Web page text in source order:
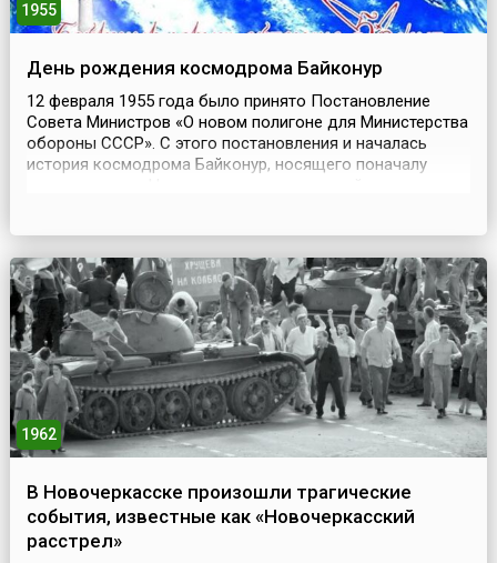
1955
День рождения космодрома Байконур
12 февраля 1955 года было принято Постановление
Совета Министров «О новом полигоне для Министерства
обороны СССР». С этого постановления и началась
история космодрома Байконур, носящего поначалу
рождения Байконура с...
1962
В Новочеркасске произошли трагические
события, известные как «Новочеркасский
расстрел»